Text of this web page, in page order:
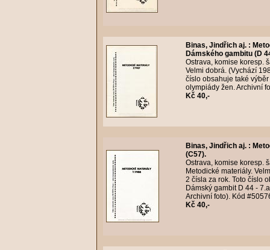
Binas, Jindřich aj. :
Dámského gambitu (D
Ostrava, komise koresp.
Velmi dobrá. (Vychází
číslo obsahuje také
olympiády žen. Archivní
Kč 40,-
Binas, Jindřich aj. :
(C57).
Ostrava, komise koresp.
Metodické materiály.
2 čísla za rok. Toto číslo
Dámský gambit D 44 -
Archivní foto). Kód
Kč 40,-